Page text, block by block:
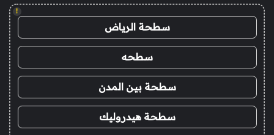
!
سطحة الرياض
سطحه
سطحة بين المدن
سطحة هيدروليك